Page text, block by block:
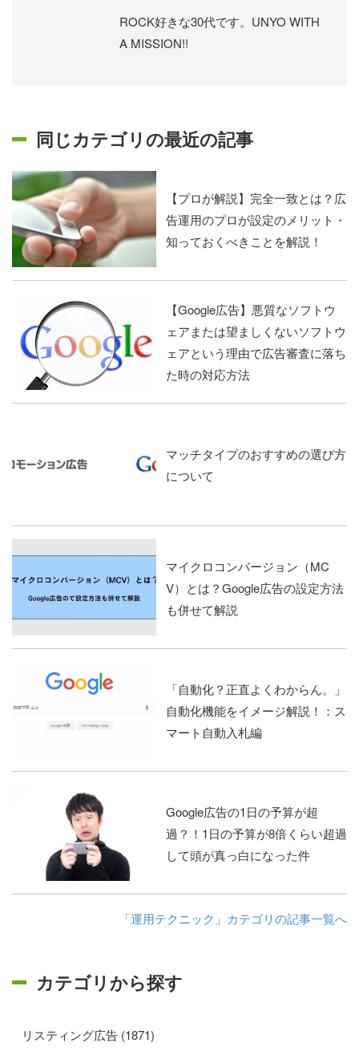
ROCK好きな30代です。UNYO WITH
A MISSION!!
同じカテゴリの最近の記事
【プロが解説】完全一致とは？広
告運用のプロが設定のメリット・
知っておくべきことを解説！
【Google広告】悪質なソフトウ
ェアまたは望ましくないソフトウ
ェアという理由で広告審査に落ち
た時の対応方法
マッチタイプのおすすめの選び方
について
マイクロコンバージョン（MC
V）とは？Google広告の設定方法
も併せて解説
「自動化？正直よくわからん。」
自動化機能をイメージ解説！：ス
マート自動入札編
Google広告の1日の予算が超
過？！1日の予算が8倍くらい超過
して頭が真っ白になった件
「運用テクニック」カテゴリの記事一覧へ
カテゴリから探す
リスティング広告 (1871)